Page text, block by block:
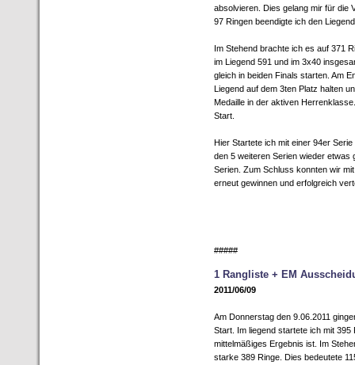
absolvieren. Dies gelang mir für die
97 Ringen beendigte ich den
Im Stehend brachte ich es auf 371
im Liegend 591 und im 3x40
gleich in beiden Finals starten. Am
Liegend auf dem 3ten Platz halten
Medaille in der aktiven
Start.
Hier Startete ich mit einer 94er
den 5 weiteren Serien wieder
Serien. Zum Schluss konnten wir
erneut gewinnen und erfolgreich
#####
1 Rangliste + EM
2011/06/09
Am Donnerstag den 9.06.2011
Start. Im liegend startete ich mit
mittelmäßiges Ergebnis ist. Im
starke 389 Ringe. Dies bedeutete